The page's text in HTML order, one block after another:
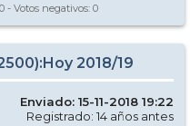
0 - Votos negativos: 0
2018/19
Enviado: 15-11-2018 19:22
Registrado: 14 años antes